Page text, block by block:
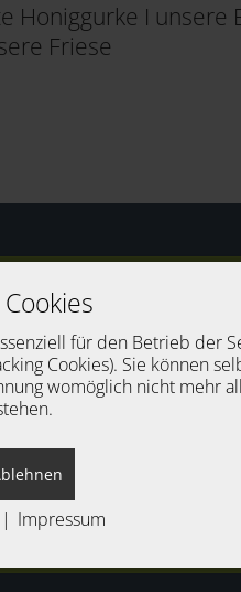
I unsere
Friese
für den Betrieb der
Cookies). Sie können
womöglich nicht mehr
| Impressum